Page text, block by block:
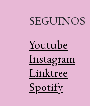
SEGUINOS
Youtube
Instagram
Linktree
Spotify